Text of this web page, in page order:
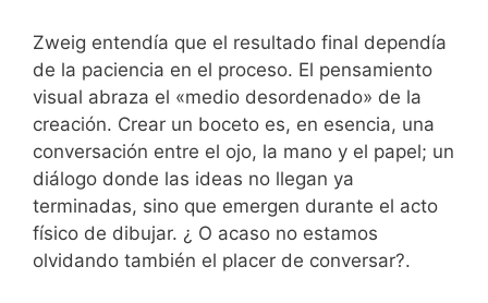
Zweig entendía que el resultado final dependía
de la paciencia en el proceso. El pensamiento
visual abraza el «medio desordenado» de la
creación. Crear un boceto es, en esencia, una
conversación entre el ojo, la mano y el papel; un
diálogo donde las ideas no llegan ya
terminadas, sino que emergen durante el acto
físico de dibujar. ¿ O acaso no estamos
olvidando también el placer de conversar?.